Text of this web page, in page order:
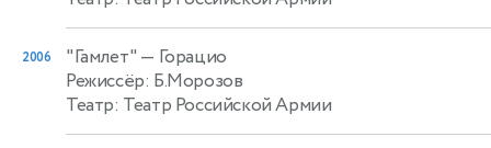
2006 "Гамлет" — Горацио
Режиссёр: Б.Морозов
Театр: Театр Российской Армии